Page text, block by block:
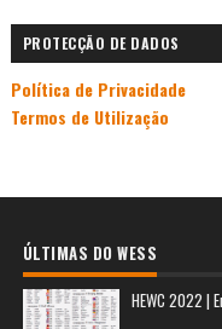
PROTECÇÃO DE DADOS
Política de Privacidade
Termos de Utilização
ÚLTIMAS DO WESS
HEWC 2022 |